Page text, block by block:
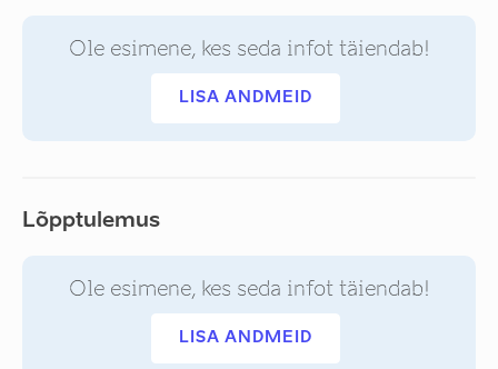
Ole esimene, kes seda infot täiendab!
LISA ANDMEID
Lõpptulemus
Ole esimene, kes seda infot täiendab!
LISA ANDMEID